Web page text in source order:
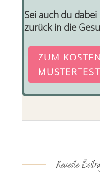
Sei auch du
zurück in die
ZUM
MUSTERTEST
Neueste